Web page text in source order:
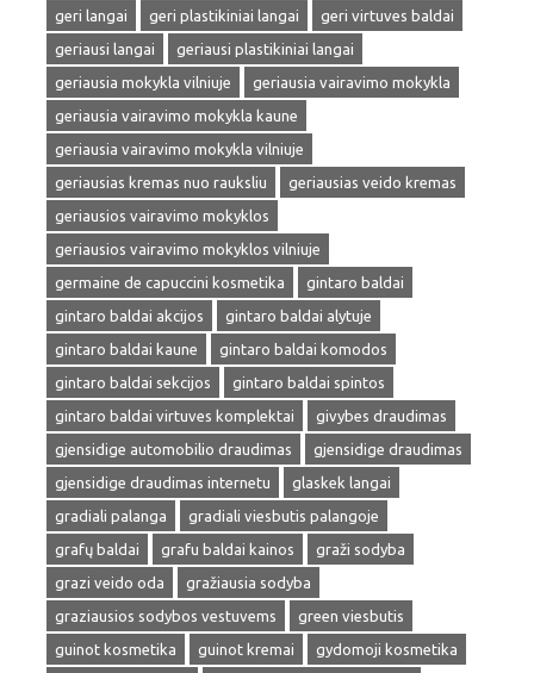
geri langai
geri plastikiniai langai
geri virtuves baldai
geriausi langai
geriausi plastikiniai langai
geriausia mokykla vilniuje
geriausia vairavimo mokykla
geriausia vairavimo mokykla kaune
geriausia vairavimo mokykla vilniuje
geriausias kremas nuo rauksliu
geriausias veido kremas
geriausios vairavimo mokyklos
geriausios vairavimo mokyklos vilniuje
germaine de capuccini kosmetika
gintaro baldai
gintaro baldai akcijos
gintaro baldai alytuje
gintaro baldai kaune
gintaro baldai komodos
gintaro baldai sekcijos
gintaro baldai spintos
gintaro baldai virtuves komplektai
givybes draudimas
gjensidige automobilio draudimas
gjensidige draudimas
gjensidige draudimas internetu
glaskek langai
gradiali palanga
gradiali viesbutis palangoje
grafų baldai
grafu baldai kainos
graži sodyba
grazi veido oda
gražiausia sodyba
graziausios sodybos vestuvems
green viesbutis
guinot kosmetika
guinot kremai
gydomoji kosmetika